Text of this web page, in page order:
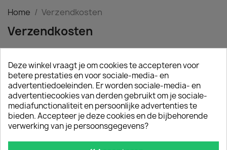
Home Verzendkosten
Verzendkosten
Voor het verzenden van uw bestelling berekenen wij
een bijdrage voor de transportkosten (ex BTW).
Pakket soort
Afleveradres
in Nederland
Afleveradres
in België
klein
5,00
10,00
20,00
Deze winkel vraagt je om cookies te accepteren voor
betere prestaties en voor sociale-media- en
advertentiedoeleinden. Er worden sociale-media- en
advertentiecookies van derden gebruikt om je sociale-
mediafunctionaliteit en persoonlijke advertenties te
bieden. Accepteer je deze cookies en de bijbehorende
verwerking van je persoonsgegevens?